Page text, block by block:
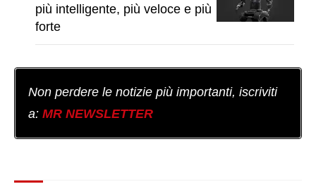
più intelligente, più veloce e più
forte
Non perdere le notizie più importanti, iscriviti
a: MR NEWSLETTER